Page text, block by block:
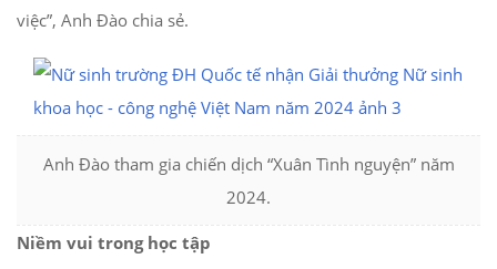
việc”, Anh Đào chia sẻ.
Anh Đào tham gia chiến dịch “Xuân Tình nguyện” năm
2024.
Niềm vui trong học tập